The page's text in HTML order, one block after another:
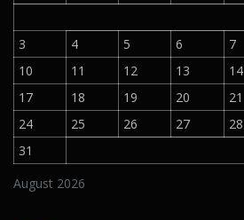
August 2026
3
4 5 6 7
10
11 12 13 14
17
18 19 20 21
24
25 26 27 28
31